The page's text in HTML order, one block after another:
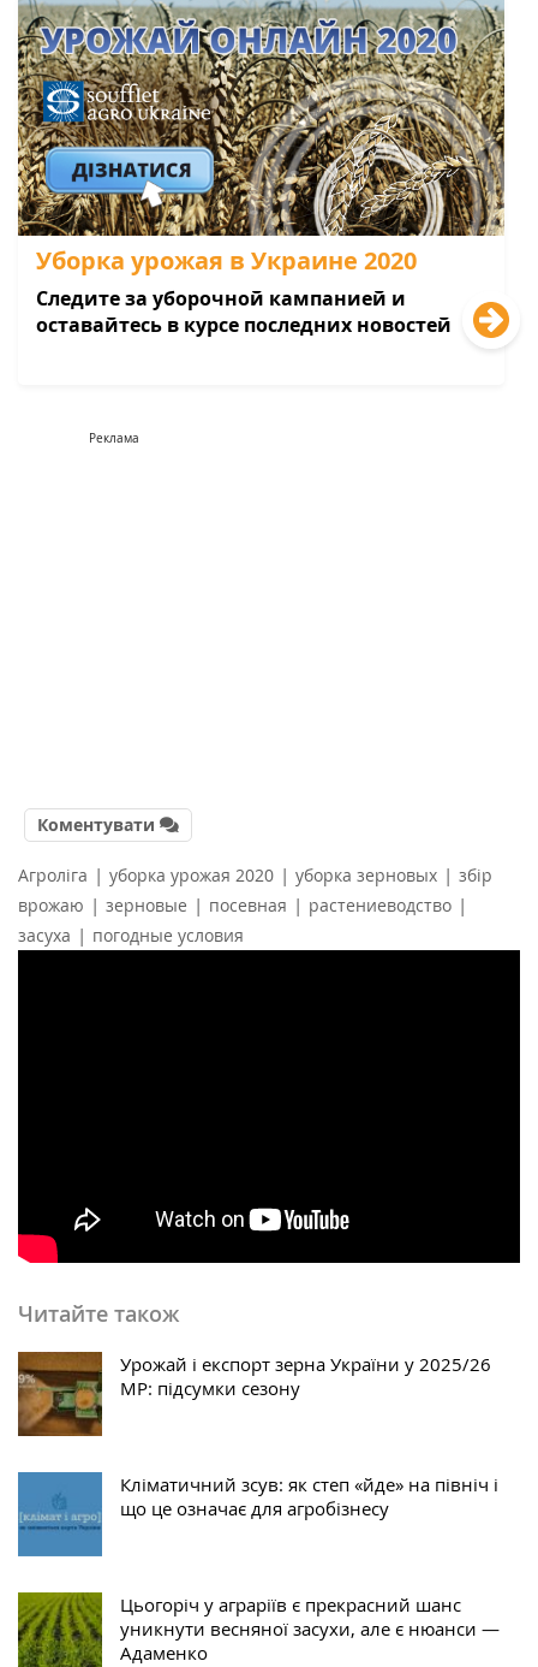
Уборка урожая в Украине 2020
Следите за уборочной кампанией и
оставайтесь в курсе последних новостей
Реклама
Коментувати
Агроліга | уборка урожая 2020 | уборка зерновых | збір
врожаю | зерновые | посевная | растениеводство |
засуха | погодные условия
Читайте також
Урожай і експорт зерна України у 2025/26
МР: підсумки сезону
Кліматичний зсув: як степ «йде» на північ і
що це означає для агробізнесу
Цьогоріч у аграріїв є прекрасний шанс
уникнути весняної засухи, але є нюанси —
Адаменко